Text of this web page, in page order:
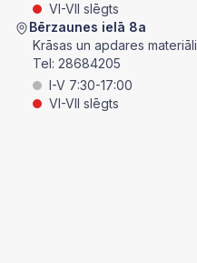
VI-VII slēgts
Bērzaunes ielā 8a
Krāsas un apdares materiāli
Tel: 28684205
I-V 7:30-17:00
VI-VII slēgts